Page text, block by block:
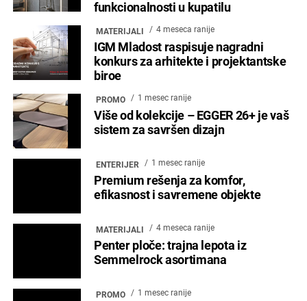
funkcionalnosti u kupatilu
MATERIJALI 4 meseca ranije
IGM Mladost raspisuje nagradni
konkurs za arhitekte i projektantske
biroe
PROMO 1 mesec ranije
Više od kolekcije – EGGER 26+ je vaš
sistem za savršen dizajn
ENTERIJER 1 mesec ranije
Premium rešenja za komfor,
efikasnost i savremene objekte
MATERIJALI 4 meseca ranije
Penter ploče: trajna lepota iz
Semmelrock asortimana
PROMO 1 mesec ranije